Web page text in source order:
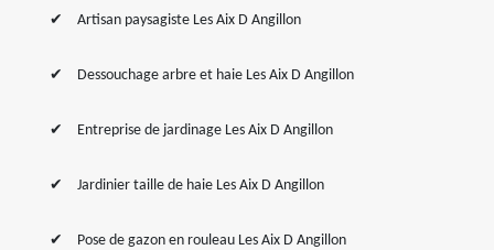
Artisan paysagiste Les Aix D Angillon
Dessouchage arbre et haie Les Aix D Angillon
Entreprise de jardinage Les Aix D Angillon
Jardinier taille de haie Les Aix D Angillon
Pose de gazon en rouleau Les Aix D Angillon